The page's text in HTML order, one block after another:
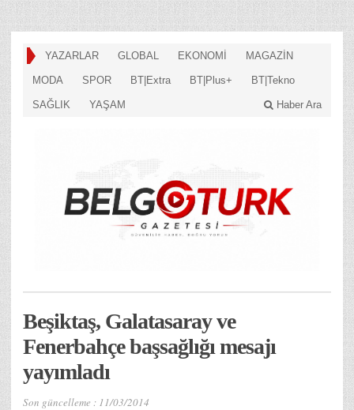
YAZARLAR GLOBAL EKONOMİ MAGAZİN
MODA SPOR BT|Extra BT|Plus+ BT|Tekno
SAĞLIK YAŞAM Haber Ara
Beşiktaş, Galatasaray ve
Fenerbahçe başsağlığı mesajı
yayımladı
Son güncelleme : 11/03/2014